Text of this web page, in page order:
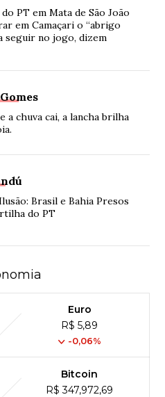
PT em Mata de São João
em Camaçari o “abrigo
seguir no jogo, dizem
a chuva cai, a lancha brilha
Brasil e Bahia Presos
do PT
Euro
R$ 5,89
-0,06%
Bitcoin
R$ 347,972,69